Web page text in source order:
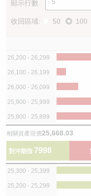
顯示行數
收回區域: 50 100
26,200 - 26,299
26,100 - 26,199
26,000 - 26,099
25,900 - 25,999
25,800 - 25,899
相關資產現價25,668.03
對沖期指 7998
25,300 - 25,399
25,200 - 25,299